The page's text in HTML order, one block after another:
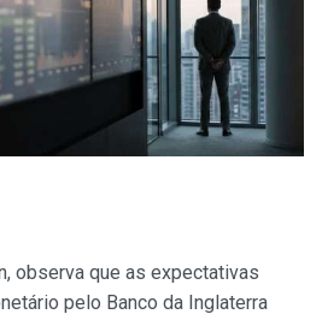
observa que as expectativas
pelo Banco da Inglaterra